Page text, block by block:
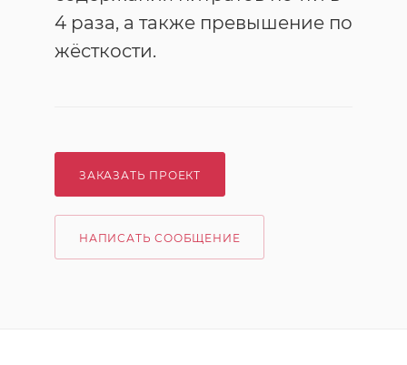
4 раза, а также превышение по
жёсткости.
ЗАКАЗАТЬ ПРОЕКТ
НАПИСАТЬ СООБЩЕНИЕ